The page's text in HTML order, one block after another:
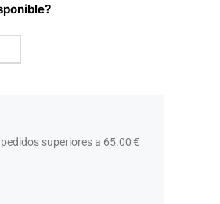
superiores a 65.00 €